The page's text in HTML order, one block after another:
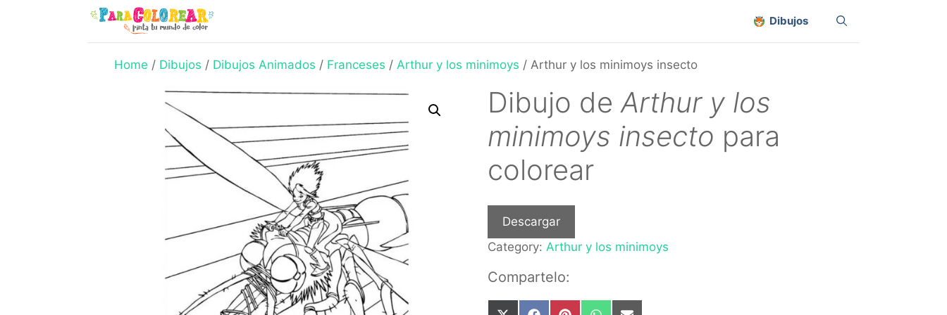
Dibujos
Home / Dibujos / Dibujos Animados / Franceses / Arthur y los minimoys / Arthur y los minimoys insecto
Dibujo deArthur y los
minimoys insecto para
colorear
Descargar
Category: Arthur y los minimoys
Compartelo: